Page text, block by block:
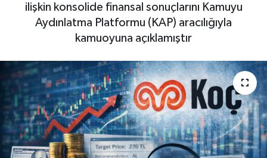
ilişkin konsolide finansal sonuçlarını Kamuyu
Aydınlatma Platformu (KAP) aracılığıyla
kamuoyuna açıklamıştır
BIST 100 Isı Haritası
Coin Isı Haritası
Ekonomik Takvim
Kiripto Para Piyasası
Gizlilik Sözleşmesi